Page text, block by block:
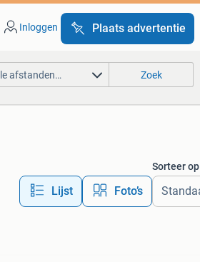
Inloggen Plaats advertentie
afstanden… Zoek
Lijst Foto’s
Sorteer op